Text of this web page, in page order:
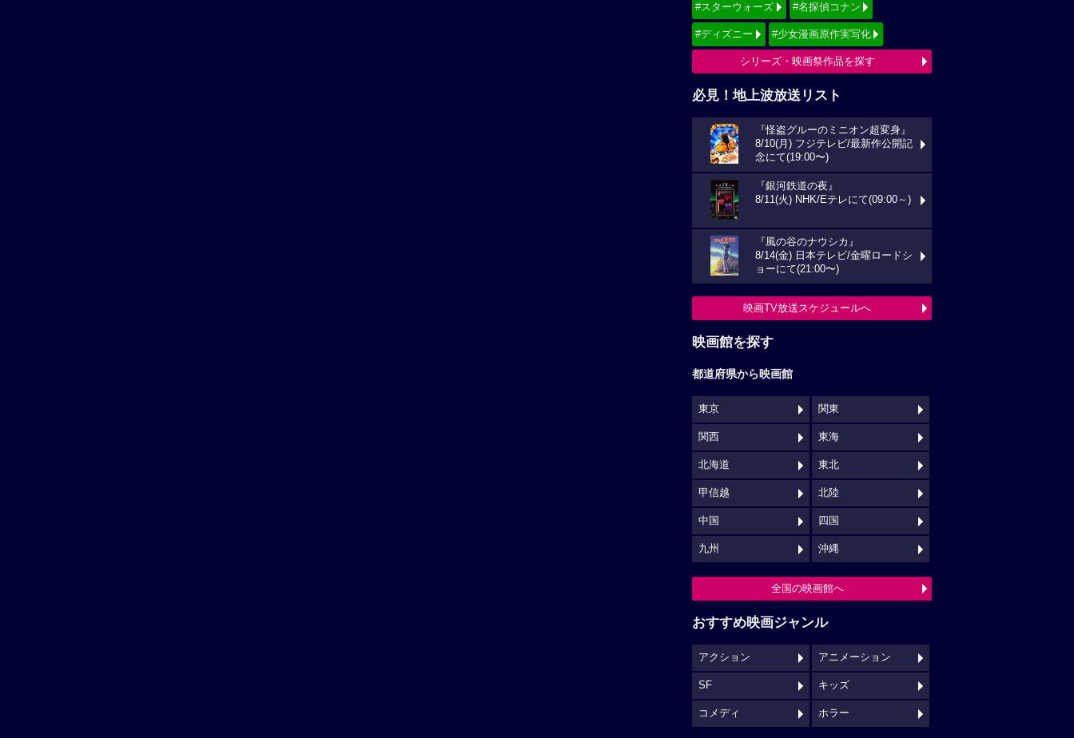
#スターウォーズ #名探偵コナン
#ディズニー #少女漫画原作実写化
シリーズ・映画祭作品を探す
必見！地上波放送リスト
『怪盗グルーのミニオン超変身』
8/10(月) フジテレビ/最新作公開記
念にて(19:00〜)
『銀河鉄道の夜』
8/11(火) NHK/Eテレにて(09:00～)
『風の谷のナウシカ』
8/14(金) 日本テレビ/金曜ロードシ
ョーにて(21:00〜)
映画TV放送スケジュールへ
映画館を探す
都道府県から映画館
東京 関東
関西 東海
北海道 東北
甲信越 北陸
中国 四国
九州 沖縄
全国の映画館へ
おすすめ映画ジャンル
アクション アニメーション
SF キッズ
コメディ ホラー